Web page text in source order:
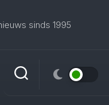
sinds 1995